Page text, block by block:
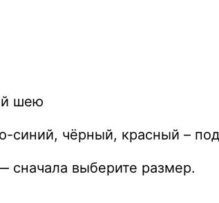
шею
синий, чёрный, красный –
сначала выберите размер.